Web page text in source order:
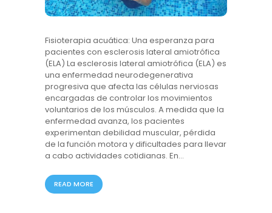
Fisioterapia acuática: Una esperanza para
pacientes con esclerosis lateral amiotrófica
(ELA) La esclerosis lateral amiotrófica (ELA) es
una enfermedad neurodegenerativa
progresiva que afecta las células nerviosas
encargadas de controlar los movimientos
voluntarios de los músculos. A medida que la
enfermedad avanza, los pacientes
experimentan debilidad muscular, pérdida
de la función motora y dificultades para llevar
a cabo actividades cotidianas. En…
READ MORE